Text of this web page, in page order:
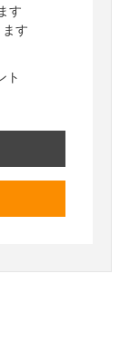
す
す
ト